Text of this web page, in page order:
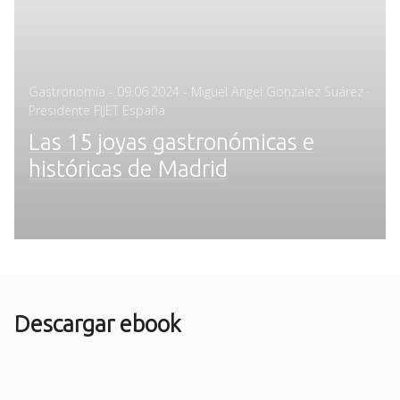
Gastronomía - Posted
on
09.06.2024 - Miguel Angel Gonzalez Suárez ·
Presidente FIJET España
Las 15 joyas gastronómicas e
históricas de Madrid
Descargar ebook